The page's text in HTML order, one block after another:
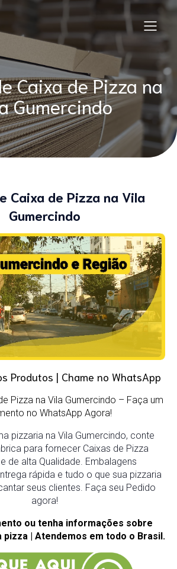
Caixa de Pizza na
Gumercindo
Caixa de Pizza na Vila
Gumercindo
Produtos | Chame no WhatsApp
Pizza na Vila Gumercindo – Faça um
no WhatsApp Agora!
pizzaria na Vila Gumercindo, conte
para fornecer Caixas de Pizza
de alta Qualidade. Embalagens
rápida e tudo o que sua pizzaria
seus clientes. Faça seu Pedido
agora!
ou tenha informações sobre
pizza | Atendemos em todo o Brasil.